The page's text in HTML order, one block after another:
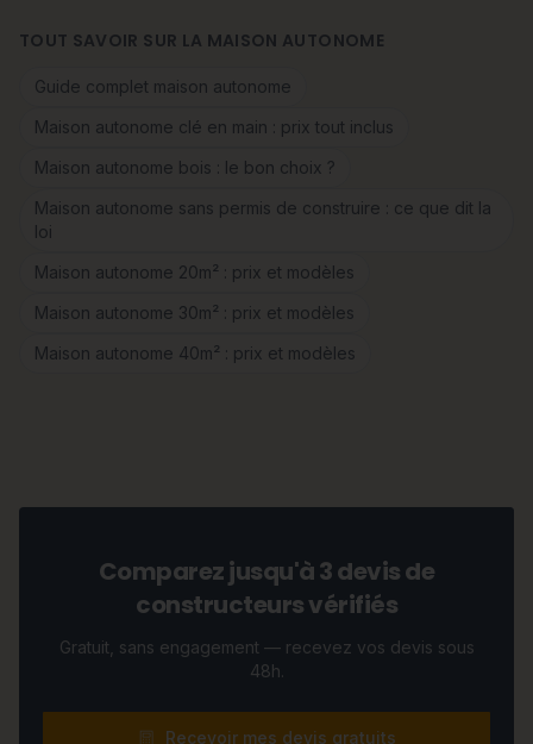
TOUT SAVOIR SUR LA MAISON AUTONOME
Guide complet maison autonome
Maison autonome clé en main : prix tout inclus
Maison autonome bois : le bon choix ?
Maison autonome sans permis de construire : ce que dit la
loi
Maison autonome 20m² : prix et modèles
Maison autonome 30m² : prix et modèles
Maison autonome 40m² : prix et modèles
Comparez jusqu'à 3 devis de
constructeurs vérifiés
Gratuit, sans engagement — recevez vos devis sous
48h.
Recevoir mes devis gratuits